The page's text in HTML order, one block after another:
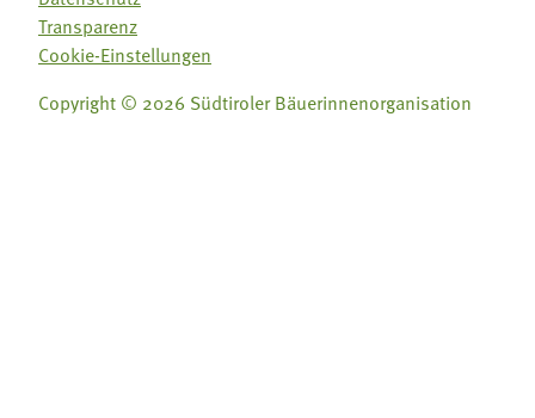
Transparenz
Cookie-Einstellungen
Copyright © 2026 Südtiroler Bäuerinnenorganisation